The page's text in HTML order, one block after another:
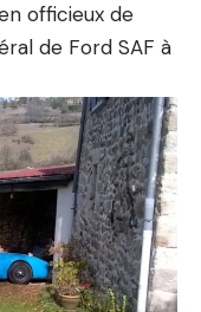
officieux de
de Ford SAF à